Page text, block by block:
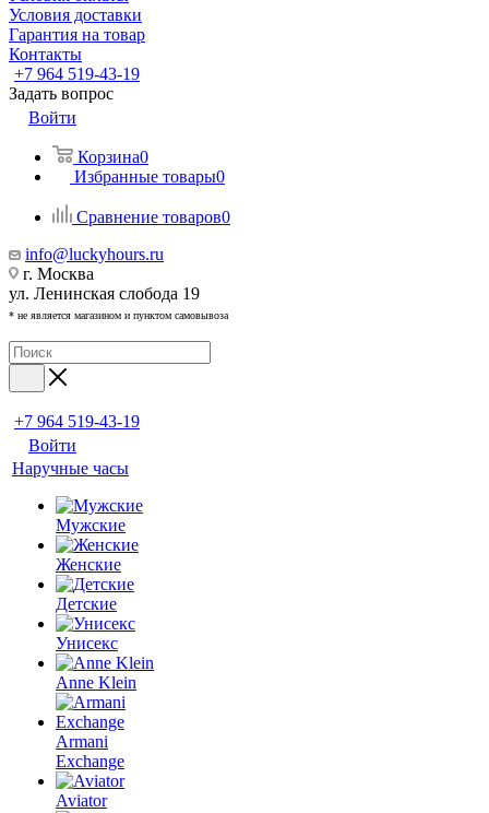
Условия доставки
Гарантия на товар
Контакты
+7 964 519-43-19
Задать вопрос
Войти
Корзина0
Избранные товары0
Сравнение товаров0
info@luckyhours.ru
г. Москва
ул. Ленинская слобода 19
* не является магазином и пунктом самовывоза
+7 964 519-43-19
Войти
Наручные часы
Мужские
Женские
Детские
Унисекс
Anne Klein
Armani
Exchange
Aviator